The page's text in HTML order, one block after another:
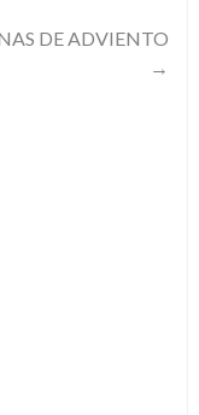
DE ADVIENTO
→